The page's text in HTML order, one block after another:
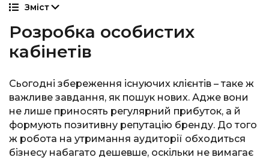
Зміст
Розробка особистих
кабінетів
Сьогодні збереження існуючих клієнтів – таке ж
важливе завдання, як пошук нових. Адже вони
не лише приносять регулярний прибуток, а й
формують позитивну репутацію бренду. До того
ж робота на утримання аудиторії обходиться
бізнесу набагато дешевше, оскільки не вимагає